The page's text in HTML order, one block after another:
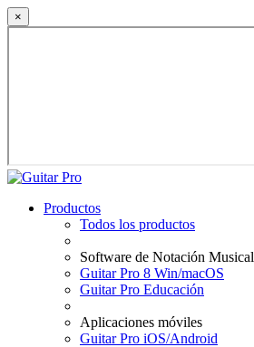
×
Productos
Todos los productos
Software de Notación Musical
Guitar Pro 8 Win/macOS
Guitar Pro Educación
Aplicaciones móviles
Guitar Pro iOS/Android